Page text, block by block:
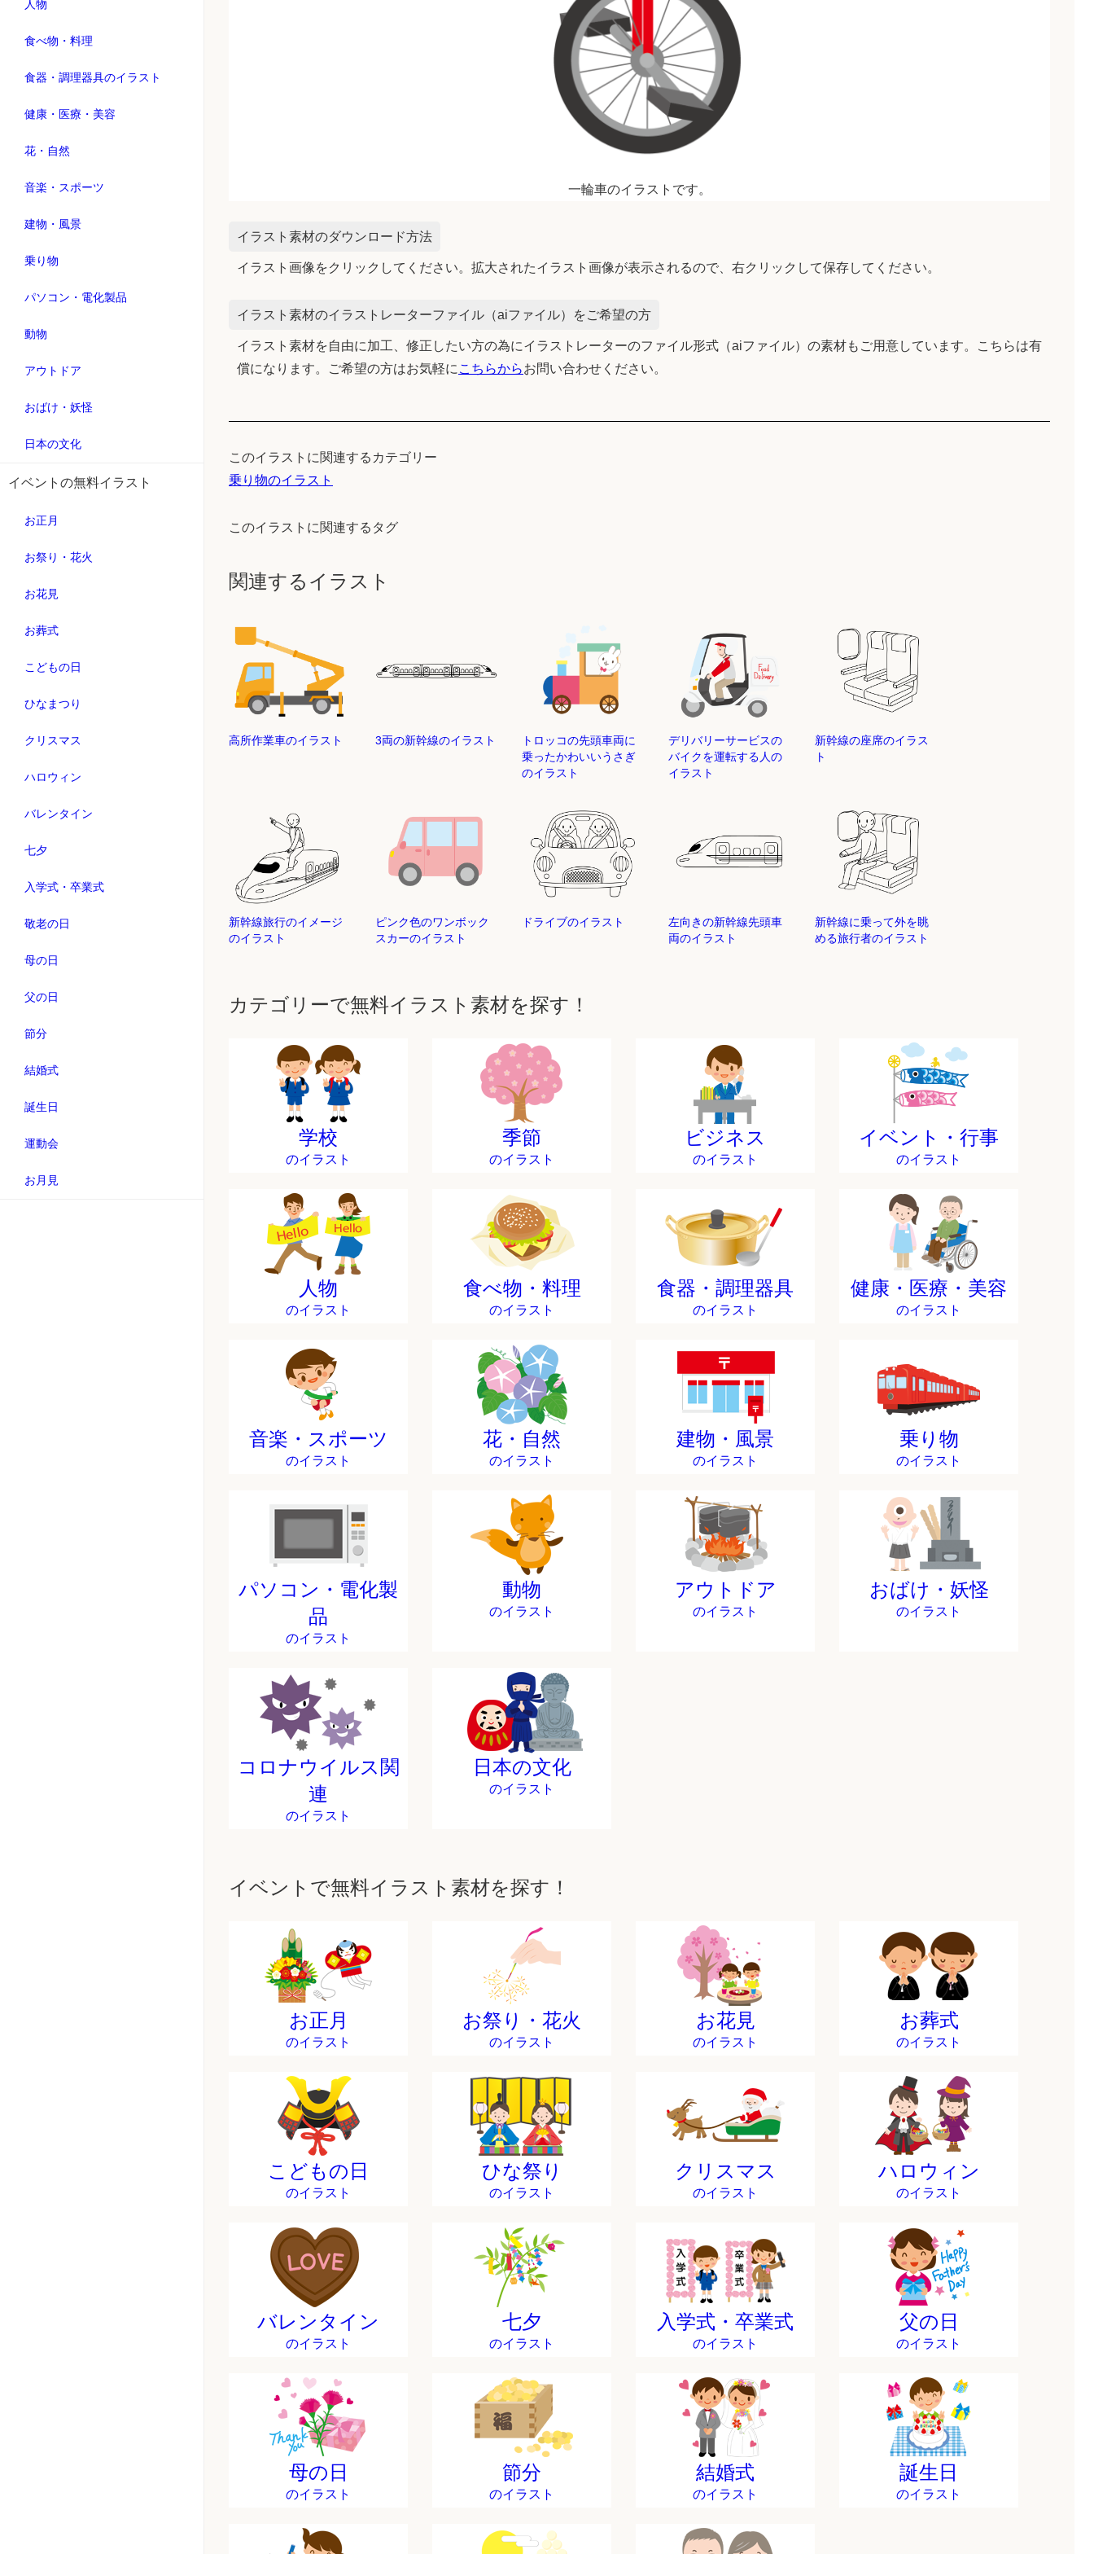
人物
食べ物・料理
食器・調理器具のイラスト
健康・医療・美容
花・自然
音楽・スポーツ
建物・風景
乗り物
パソコン・電化製品
動物
アウトドア
おばけ・妖怪
日本の文化
イベントの無料イラスト
お正月
お祭り・花火
お花見
お葬式
こどもの日
ひなまつり
クリスマス
ハロウィン
バレンタイン
七夕
入学式・卒業式
敬老の日
母の日
父の日
節分
結婚式
誕生日
運動会
お月見
一輪車のイラストです。
イラスト素材のダウンロード方法
イラスト画像をクリックしてください。拡大されたイラスト画像が表示されるので、右クリックして保存してください。
イラスト素材のイラストレーターファイル（aiファイル）をご希望の方
イラスト素材を自由に加工、修正したい方の為にイラストレーターのファイル形式（aiファイル）の素材もご用意しています。こちらは有
償になります。ご希望の方はお気軽に こちらからお問い合わせください。
このイラストに関連するカテゴリー
乗り物のイラスト
このイラストに関連するタグ
関連するイラスト
高所作業車のイラスト 3両の新幹線のイラスト
トロッコの先頭車両に
乗ったかわいいうさぎ
のイラスト
デリバリーサービスの
バイクを運転する人の
イラスト
新幹線の座席のイラス
ト
新幹線旅行のイメージ
のイラスト
ピンク色のワンボック
スカーのイラスト
ドライブのイラスト
左向きの新幹線先頭車
両のイラスト
新幹線に乗って外を眺
める旅行者のイラスト
カテゴリーで無料イラスト素材を探す！
学校
のイラスト
季節
のイラスト
ビジネス
のイラスト
イベント・行事
のイラスト
人物
のイラスト
食べ物・料理
のイラスト
食器・調理器具
のイラスト
健康・医療・美容
のイラスト
音楽・スポーツ
のイラスト
花・自然
のイラスト
建物・風景
のイラスト
乗り物
のイラスト
パソコン・電化製
品
のイラスト
動物
のイラスト
アウトドア
のイラスト
おばけ・妖怪
のイラスト
コロナウイルス関
連
のイラスト
日本の文化
のイラスト
イベントで無料イラスト素材を探す！
お正月
のイラスト
お祭り・花火
のイラスト
お花見
のイラスト
お葬式
のイラスト
こどもの日
のイラスト
ひな祭り
のイラスト
クリスマス
のイラスト
ハロウィン
のイラスト
バレンタイン
のイラスト
七夕
のイラスト
入学式・卒業式
のイラスト
父の日
のイラスト
母の日
のイラスト
節分
のイラスト
結婚式
のイラスト
誕生日
のイラスト